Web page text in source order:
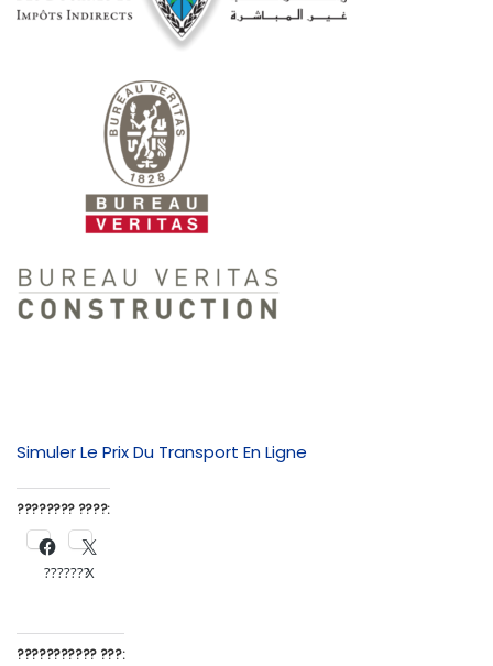
Simuler Le Prix Du Transport En Ligne
???????? ????:
???????X
??????????? ???: